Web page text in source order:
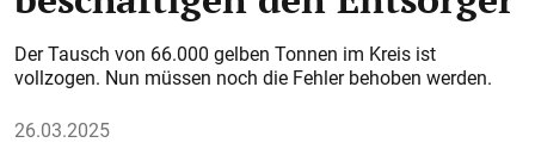
Der Tausch von 66.000 gelben Tonnen im Kreis ist
vollzogen. Nun müssen noch die Fehler behoben werden.
26.03.2025